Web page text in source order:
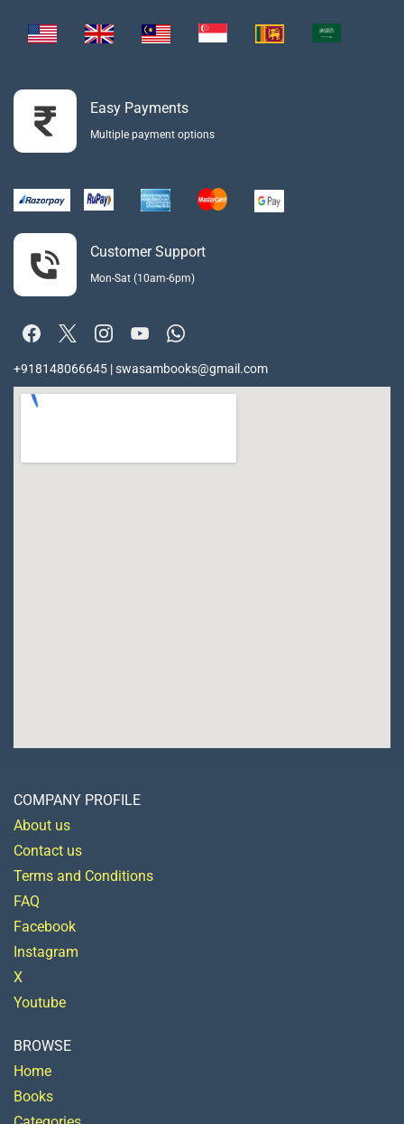
Easy Payments
Multiple payment options
Customer Support
Mon-Sat (10am-6pm)
+918148066645 | swasambooks@gmail.com
COMPANY PROFILE
About us
Contact us
Terms and Conditions
FAQ
Facebook
Instagram
X
Youtube
BROWSE
Home
Books